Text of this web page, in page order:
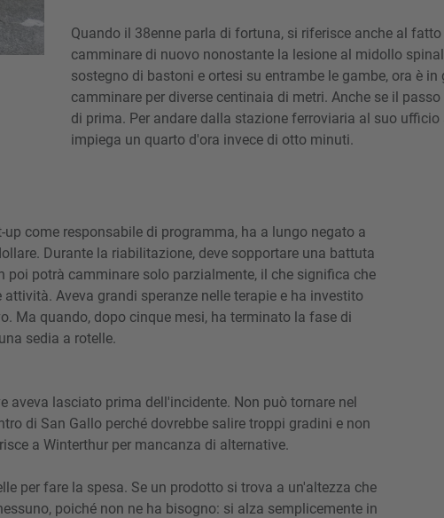
Quando il 38enne parla di fortuna, si riferisce anche al
camminare di nuovo nonostante la lesione al midollo
sostegno di bastoni e ortesi su entrambe le gambe, ora è in
camminare per diverse centinaia di metri. Anche se il
di prima. Per andare dalla stazione ferroviaria al suo
impiega un quarto d'ora invece di otto minuti.
come responsabile di programma, ha a lungo negato a
Durante la riabilitazione, deve sopportare una battuta
poi potrà camminare solo parzialmente, il che significa che
Aveva grandi speranze nelle terapie e ha investito
Ma quando, dopo cinque mesi, ha terminato la fase di
sedia a rotelle.
aveva lasciato prima dell'incidente. Non può tornare nel
di San Gallo perché dovrebbe salire troppi gradini e non
a Winterthur per mancanza di alternative.
per fare la spesa. Se un prodotto si trova a un'altezza che
poiché non ne ha bisogno: si alza semplicemente in